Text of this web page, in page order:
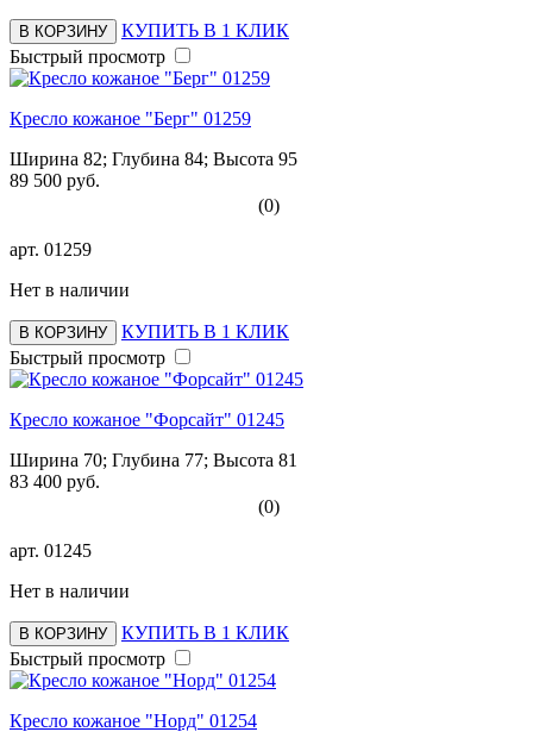
В КОРЗИНУ
КУПИТЬ В 1 КЛИК
Быстрый просмотр
Кресло кожаное "Берг" 01259
Ширина 82; Глубина 84; Высота 95
89 500 руб.
(0)
арт. 01259
Нет в наличии
В КОРЗИНУ
КУПИТЬ В 1 КЛИК
Быстрый просмотр
Кресло кожаное "Форсайт" 01245
Ширина 70; Глубина 77; Высота 81
83 400 руб.
(0)
арт. 01245
Нет в наличии
В КОРЗИНУ
КУПИТЬ В 1 КЛИК
Быстрый просмотр
Кресло кожаное "Норд" 01254